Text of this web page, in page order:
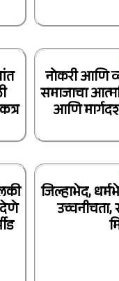
नोकरी आणि
समाजाचा
आणि
जिल्हाभेद,
उच्चनीचता,